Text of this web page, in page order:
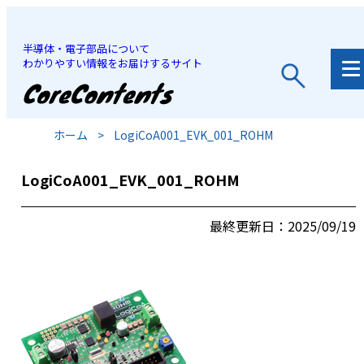
半導体・電子部品について
わかりやすい情報をお届けするサイト
JP
ホーム > LogiCoA001_EVK_001_ROHM
LogiCoA001_EVK_001_ROHM
最終更新日：2025/09/19